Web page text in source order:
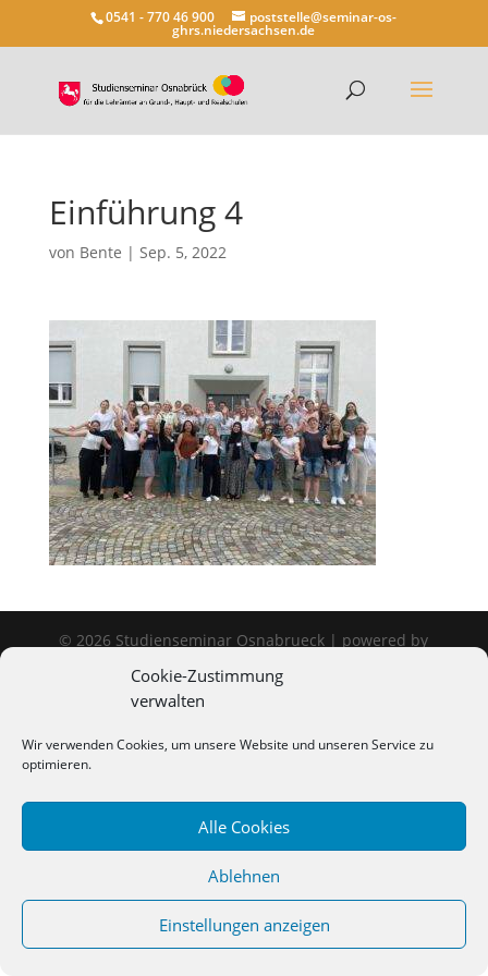
Cookie-Zustimmung
verwalten
Wir verwenden Cookies, um unsere Website und unseren Service zu
optimieren.
Alle Cookies
Ablehnen
Einstellungen anzeigen
0541 - 770 46 900 poststelle@seminar-os-
ghrs.niedersachsen.de
Einführung 4
von Bente | Sep. 5, 2022
© 2026 Studienseminar Osnabrueck | powered by
wordpress